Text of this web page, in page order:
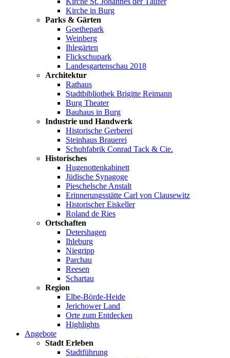
Kirche in Burg
Parks & Gärten
Goethepark
Weinberg
Ihlegärten
Flickschupark
Landesgartenschau 2018
Architektur
Rathaus
Stadtbibliothek Brigitte Reimann
Burg Theater
Bauhaus in Burg
Industrie und Handwerk
Historische Gerberei
Steinhaus Brauerei
Schuhfabrik Conrad Tack & Cie.
Historisches
Hugenottenkabinett
Jüdische Synagoge
Pieschelsche Anstalt
Erinnerungsstätte Carl von Clausewitz
Historischer Eiskeller
Roland de Ries
Ortschaften
Detershagen
Ihleburg
Niegripp
Parchau
Reesen
Schartau
Region
Elbe-Börde-Heide
Jerichower Land
Orte zum Entdecken
Highlights
Angebote
Stadt Erleben
Stadtführung